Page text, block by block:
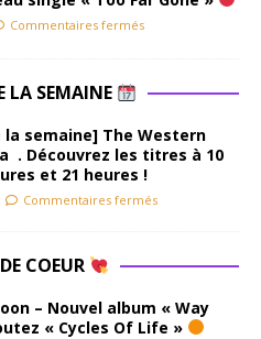
Commentaires fermés
LA SEMAINE
la semaine] The Western
. Découvrez les titres à 10
et 21 heures !
Commentaires fermés
COEUR
– Nouvel album « Way
« Cycles Of Life »